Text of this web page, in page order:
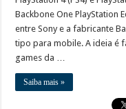
Backbone One PlayStation
entre Sony e a fabricante
tipo para mobile. A ideia é
games da …
Saiba mais »